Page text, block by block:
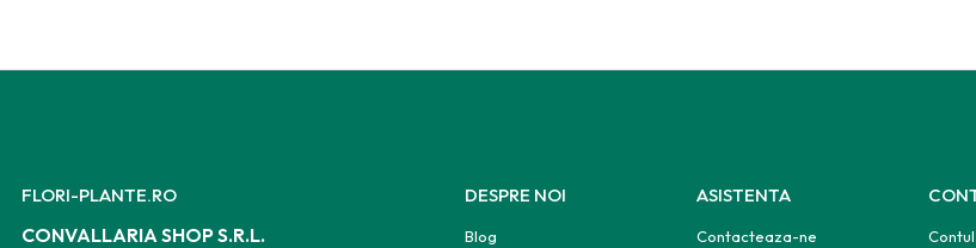
FLORI-PLANTE.RO
CONVALLARIA SHOP S.R.L.
DESPRE NOI
Blog
ASISTENTA
Contacteaza-ne